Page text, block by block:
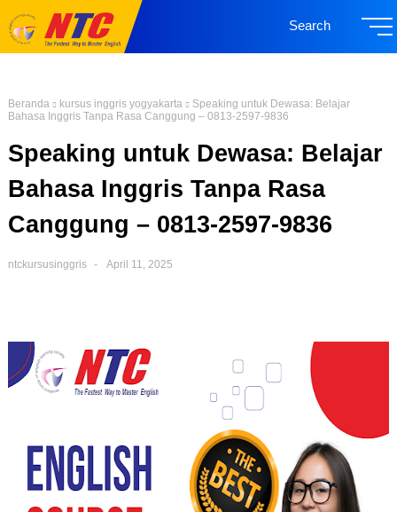
Search
Beranda kursus inggris yogyakarta
Speaking untuk Dewasa: Belajar
Bahasa Inggris Tanpa Rasa Canggung – 0813-2597-9836
Speaking untuk Dewasa: Belajar
Bahasa Inggris Tanpa Rasa
Canggung – 0813-2597-9836
ntckursusinggris April 11, 2025